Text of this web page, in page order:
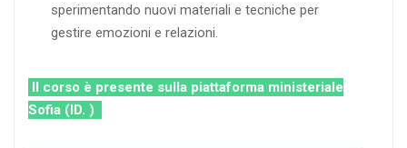
sperimentando nuovi materiali e tecniche per
gestire emozioni e relazioni.
Il corso è presente sulla piattaforma ministeriale
Sofia (ID. )